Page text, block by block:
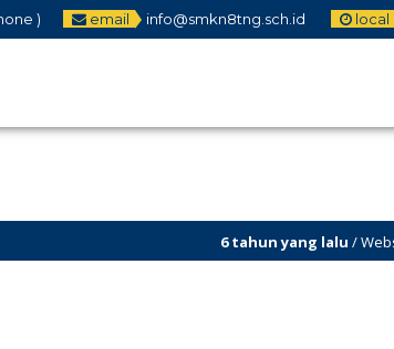
) email info@smkn8tng.sch.id local
6 tahun yang lalu/ Website SMK Negeri